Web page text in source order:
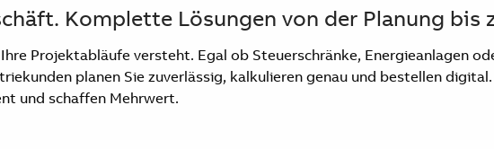
Komplette Lösungen von der Planung bis
Projektabläufe versteht. Egal ob Steuerschränke, Energieanlagen
planen Sie zuverlässig, kalkulieren genau und bestellen
und schaffen Mehrwert.